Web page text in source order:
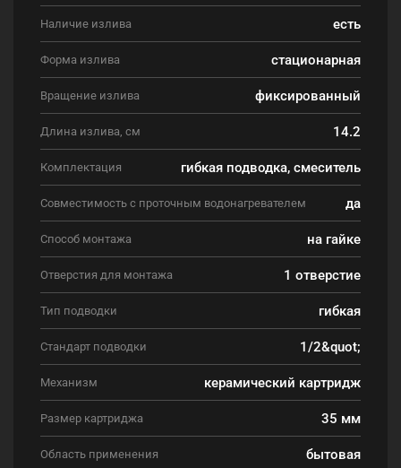
Наличие излива есть
Форма излива стационарная
Вращение излива фиксированный
Длина излива, см 14.2
Комплектация гибкая подводка, смеситель
Совместимость с проточным водонагревателем да
Способ монтажа на гайке
Отверстия для монтажа 1 отверстие
Тип подводки гибкая
Стандарт подводки 1/2&quot;
Механизм керамический картридж
Размер картриджа 35 мм
Область применения бытовая